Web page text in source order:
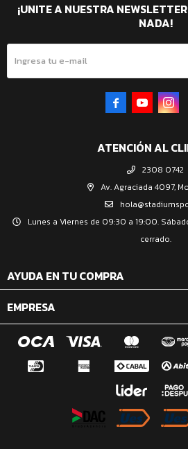
ATENCIÓN AL
2308 0742
Av. Agraciada 4097,
Lunes a Viernes de 09:30 a 19:00.
cerrado.
AYUDA EN TU COMPRA
EMPRESA
¡UNITE A NUESTRA
NADA!
  